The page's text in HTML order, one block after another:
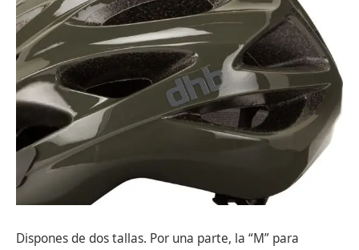
Dispones de dos tallas. Por una parte, la “M” para